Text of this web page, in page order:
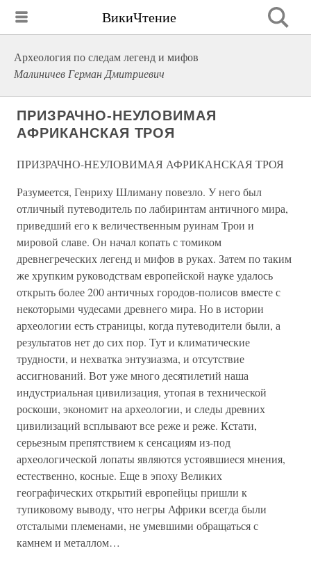
ВикиЧтение
Археология по следам легенд и мифов
Малиничев Герман Дмитриевич
ПРИЗРАЧНО-НЕУЛОВИМАЯ
АФРИКАНСКАЯ ТРОЯ
ПРИЗРАЧНО-НЕУЛОВИМАЯ АФРИКАНСКАЯ ТРОЯ
Разумеется, Генриху Шлиману повезло. У него был
отличный путеводитель по лабиринтам античного мира,
приведший его к величественным руинам Трои и
мировой славе. Он начал копать с томиком
древнегреческих легенд и мифов в руках. Затем по таким
же хрупким руководствам европейской науке удалось
открыть более 200 античных городов-полисов вместе с
некоторыми чудесами древнего мира. Но в истории
археологии есть страницы, когда путеводители были, а
результатов нет до сих пор. Тут и климатические
трудности, и нехватка энтузиазма, и отсутствие
ассигнований. Вот уже много десятилетий наша
индустриальная цивилизация, утопая в технической
роскоши, экономит на археологии, и следы древних
цивилизаций всплывают все реже и реже. Кстати,
серьезным препятствием к сенсациям из-под
археологической лопаты являются устоявшиеся мнения,
естественно, косные. Еще в эпоху Великих
географических открытий европейцы пришли к
тупиковому выводу, что негры Африки всегда были
отсталыми племенами, не умевшими обращаться с
камнем и металлом…